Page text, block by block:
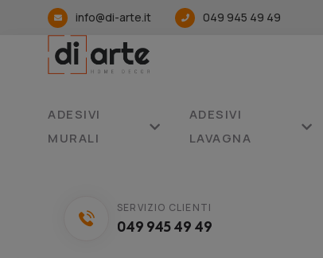
info@di-arte.it 049 945 49 49
ADESIVI
MURALI
ADESIVI
LAVAGNA
SERVIZIO CLIENTI
049 945 49 49